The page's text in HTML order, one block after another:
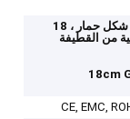
لعبة إي جي إم الغناء على شكل حمار ، 18
من القطيفة
18cm
CE, EMC,